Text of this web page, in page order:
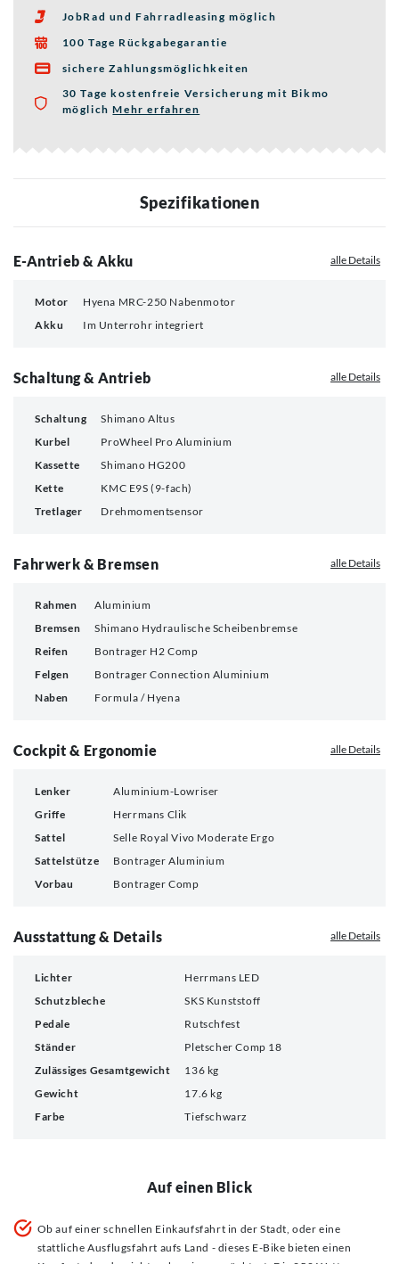
 JobRad und Fahrradleasing möglich
 100 Tage Rückgabegarantie

sichere Zahlungsmöglichkeiten
30 Tage kostenfreie Versicherung mit Bikmo
möglichMehr erfahren
Spezifikationen
E-Antrieb & Akku alle Details
Motor
Hyena MRC-250 Nabenmotor
Akku
Im Unterrohr integriert
Schaltung & Antrieb alle Details
Schaltung
Shimano Altus
Kurbel
ProWheel Pro Aluminium
Kassette
Shimano HG200
Kette
KMC E9S (9-fach)
Tretlager
Drehmomentsensor
Fahrwerk & Bremsen alle Details
Rahmen
Aluminium
Bremsen
Shimano Hydraulische Scheibenbremse
Reifen
Bontrager H2 Comp
Felgen
Bontrager Connection Aluminium
Naben
Formula / Hyena
Cockpit & Ergonomie alle Details
Lenker
Aluminium-Lowriser
Griffe
Herrmans Clik
Sattel
Selle Royal Vivo Moderate Ergo
Sattelstütze
Bontrager Aluminium
Vorbau
Bontrager Comp
Ausstattung & Details alle Details
Lichter
Herrmans LED
Schutzbleche
SKS Kunststoff
Pedale
Rutschfest
Ständer
Pletscher Comp 18
Zulässiges Gesamtgewicht
136 kg
Gewicht
17.6 kg
Farbe
Tiefschwarz
Auf einen Blick
Ob auf einer schnellen Einkaufsfahrt in der Stadt, oder eine
stattliche Ausflugsfahrt aufs Land - dieses E-Bike bieten einen